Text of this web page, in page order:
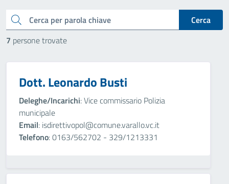
cerca
Cerca
7 persone trovate
Dott. Leonardo Busti
Deleghe/Incarichi: Vice commissario Polizia
municipale
Email: isdirettivopol@comune.varallo.vc.it
Telefono: 0163/562702 - 329/1213331